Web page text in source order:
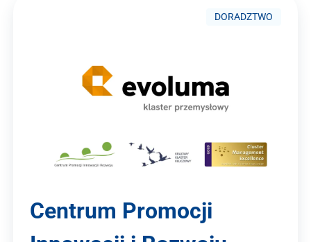
DORADZTWO
Centrum Promocji